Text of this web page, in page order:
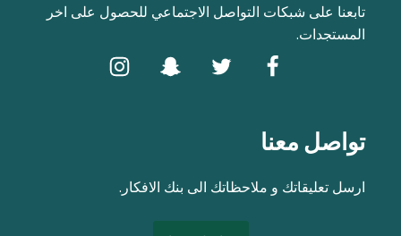
تابعنا على شبكات التواصل الاجتماعي للحصول على اخر
المستجدات.
تواصل معنا
ارسل تعليقاتك و ملاحظاتك الى بنك الافكار.